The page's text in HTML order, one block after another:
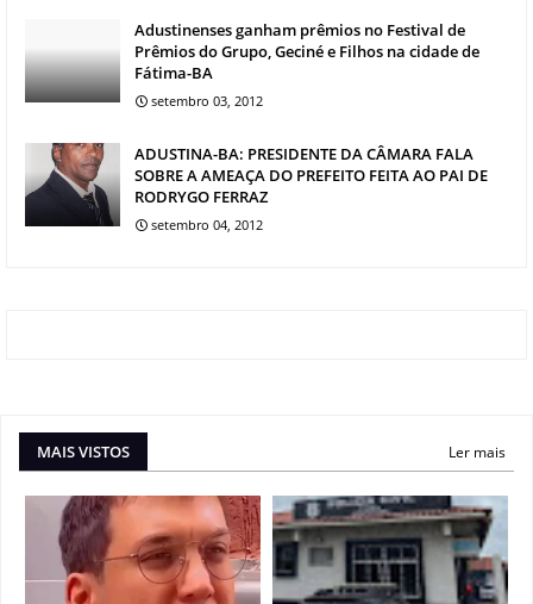
Adustinenses ganham prêmios no Festival de
Prêmios do Grupo, Geciné e Filhos na cidade de
Fátima-BA
setembro 03, 2012
ADUSTINA-BA: PRESIDENTE DA CÂMARA FALA
SOBRE A AMEAÇA DO PREFEITO FEITA AO PAI DE
RODRYGO FERRAZ
setembro 04, 2012
MAIS VISTOS Ler mais